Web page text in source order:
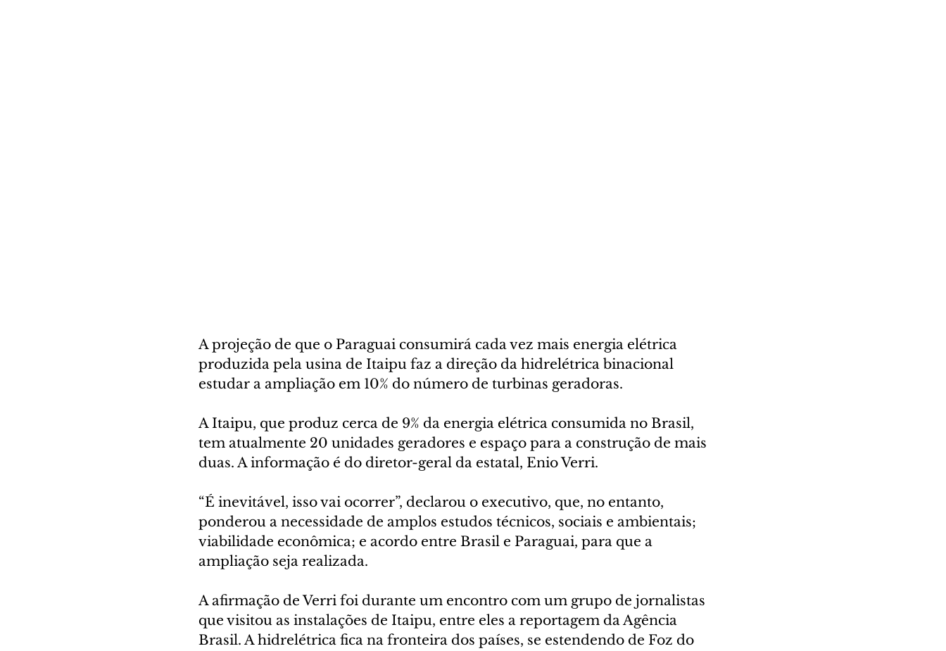
A projeção de que o Paraguai consumirá cada vez mais energia elétrica
produzida pela usina de Itaipu faz a direção da hidrelétrica binacional
estudar a ampliação em 10% do número de turbinas geradoras.
A Itaipu, que produz cerca de 9% da energia elétrica consumida no Brasil,
tem atualmente 20 unidades geradores e espaço para a construção de mais
duas. A informação é do diretor-geral da estatal, Enio Verri.
“É inevitável, isso vai ocorrer”, declarou o executivo, que, no entanto,
ponderou a necessidade de amplos estudos técnicos, sociais e ambientais;
viabilidade econômica; e acordo entre Brasil e Paraguai, para que a
ampliação seja realizada.
A afirmação de Verri foi durante um encontro com um grupo de jornalistas
que visitou as instalações de Itaipu, entre eles a reportagem da Agência
Brasil. A hidrelétrica fica na fronteira dos países, se estendendo de Foz do